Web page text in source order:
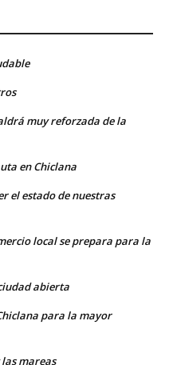
muy reforzada de la
en Chiclana
el estado de nuestras
local se prepara para la
abierta
para la mayor
mareas